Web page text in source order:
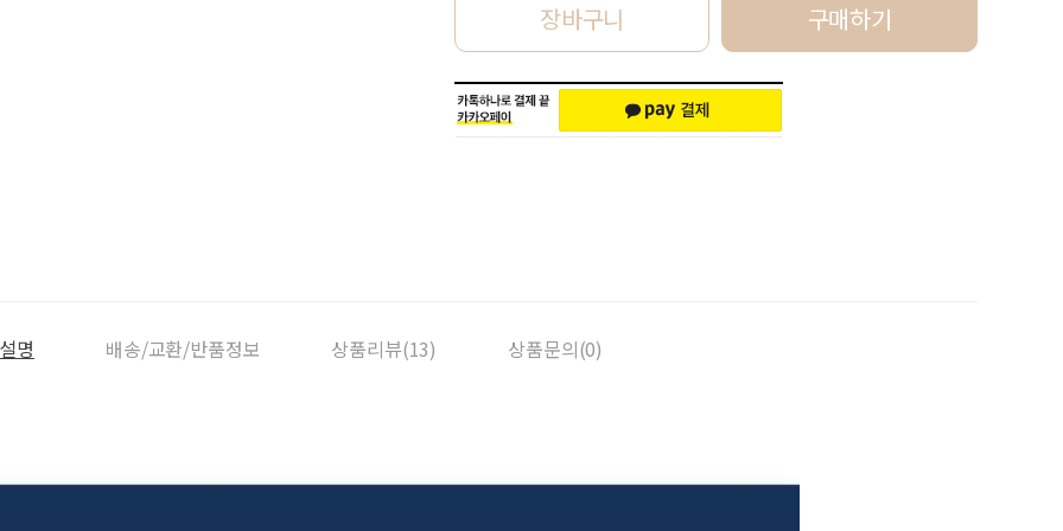
장바구니 구매하기
명 배송/교환/반품정보 상품리뷰(13) 상품문의(0)